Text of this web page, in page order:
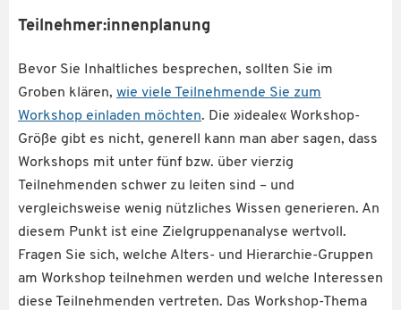
Teilnehmer:innenplanung
Bevor Sie Inhaltliches besprechen, sollten Sie im
Groben klären, wie viele Teilnehmende Sie zum
Workshop einladen möchten. Die »ideale« Workshop-
Größe gibt es nicht, generell kann man aber sagen, dass
Workshops mit unter fünf bzw. über vierzig
Teilnehmenden schwer zu leiten sind – und
vergleichsweise wenig nützliches Wissen generieren. An
diesem Punkt ist eine Zielgruppenanalyse wertvoll.
Fragen Sie sich, welche Alters- und Hierarchie-Gruppen
am Workshop teilnehmen werden und welche Interessen
diese Teilnehmenden vertreten. Das Workshop-Thema